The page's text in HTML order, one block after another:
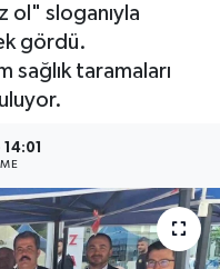
ol" sloganıyla
gördü.
sağlık taramaları